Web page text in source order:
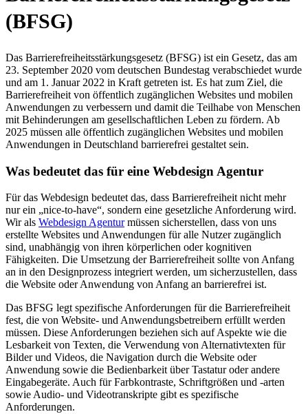
(BFSG)
Das Barrierefreiheitsstärkungsgesetz (BFSG) ist ein Gesetz, das am
23. September 2020 vom deutschen Bundestag verabschiedet wurde
und am 1. Januar 2022 in Kraft getreten ist. Es hat zum Ziel, die
Barrierefreiheit von öffentlich zugänglichen Websites und mobilen
Anwendungen zu verbessern und damit die Teilhabe von Menschen
mit Behinderungen am gesellschaftlichen Leben zu fördern. Ab
2025 müssen alle öffentlich zugänglichen Websites und mobilen
Anwendungen in Deutschland barrierefrei gestaltet sein.
Was bedeutet das für eine Webdesign Agentur
Für das Webdesign bedeutet das, dass Barrierefreiheit nicht mehr
nur ein „nice-to-have“, sondern eine gesetzliche Anforderung wird.
Wir als Webdesign Agenturmüssen sicherstellen, dass von uns
erstellte Websites und Anwendungen für alle Nutzer zugänglich
sind, unabhängig von ihren körperlichen oder kognitiven
Fähigkeiten. Die Umsetzung der Barrierefreiheit sollte von Anfang
an in den Designprozess integriert werden, um sicherzustellen, dass
die Website oder Anwendung von Anfang an barrierefrei ist.
Das BFSG legt spezifische Anforderungen für die Barrierefreiheit
fest, die von Website- und Anwendungsbetreibern erfüllt werden
müssen. Diese Anforderungen beziehen sich auf Aspekte wie die
Lesbarkeit von Texten, die Verwendung von Alternativtexten für
Bilder und Videos, die Navigation durch die Website oder
Anwendung sowie die Bedienbarkeit über Tastatur oder andere
Eingabegeräte. Auch für Farbkontraste, Schriftgrößen und -arten
sowie Audio- und Videotranskripte gibt es spezifische
Anforderungen.